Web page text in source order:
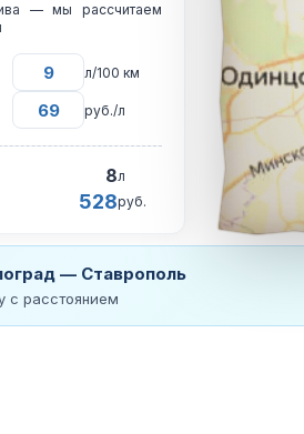
— мы рассчитаем
л/100 км
руб./л
8л
528руб.
— Ставрополь
с расстоянием